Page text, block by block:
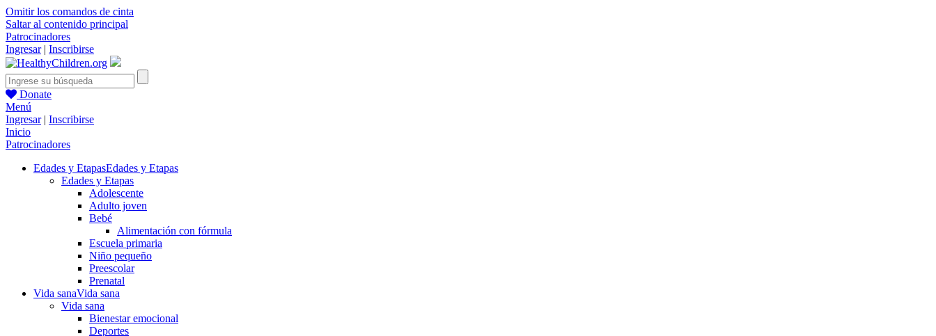
Omitir los comandos de cinta
Saltar al contenido principal
Patrocinadores
Ingresar| Inscribirse
Donate
Menú
Ingresar| Inscribirse
Inicio
Patrocinadores
Edades y EtapasEdades y Etapas
Edades y Etapas
Adolescente
Adulto joven
Bebé
Alimentación con fórmula
Escuela primaria
Niño pequeño
Preescolar
Prenatal
Vida sanaVida sana
Vida sana
Bienestar emocional
Deportes